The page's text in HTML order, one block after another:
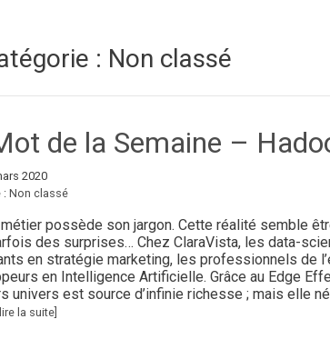
: Non classé
de la Semaine –
2020
: Non classé
métier possède son jargon. Cette réalité semble
des surprises… Chez ClaraVista, les data-
en stratégie marketing, les professionnels de
en Intelligence Artificielle. Grâce au Edge
univers est source d’infinie richesse ; mais elle
[lire la suite]